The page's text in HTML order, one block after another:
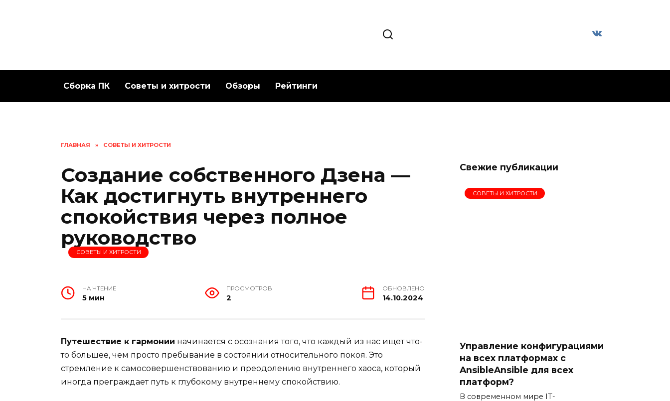
Сборка ПК Советы и хитрости Обзоры Рейтинги
ГЛАВНАЯ » СОВЕТЫ И ХИТРОСТИ
Создание собственного Дзена —
Как достигнуть внутреннего
спокойствия через полное
руководство
СОВЕТЫ И ХИТРОСТИ
НА ЧТЕНИЕ
5 мин
ПРОСМОТРОВ
2
ОБНОВЛЕНО
14.10.2024
Путешествие к гармонии начинается с осознания того, что каждый из нас ищет что-
то большее, чем просто пребывание в состоянии относительного покоя. Это
стремление к самосовершенствованию и преодолению внутреннего хаоса, который
иногда преграждает путь к глубокому внутреннему спокойствию.
Свежие публикации
СОВЕТЫ И ХИТРОСТИ
Управление конфигурациями
на всех платформах с
AnsibleAnsible для всех
платформ?
В современном мире IT-